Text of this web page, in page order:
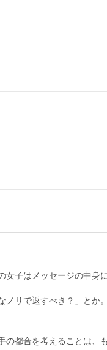
子はメッセージの中身
ノリで返すべき？」とか
の都合を考えることは、